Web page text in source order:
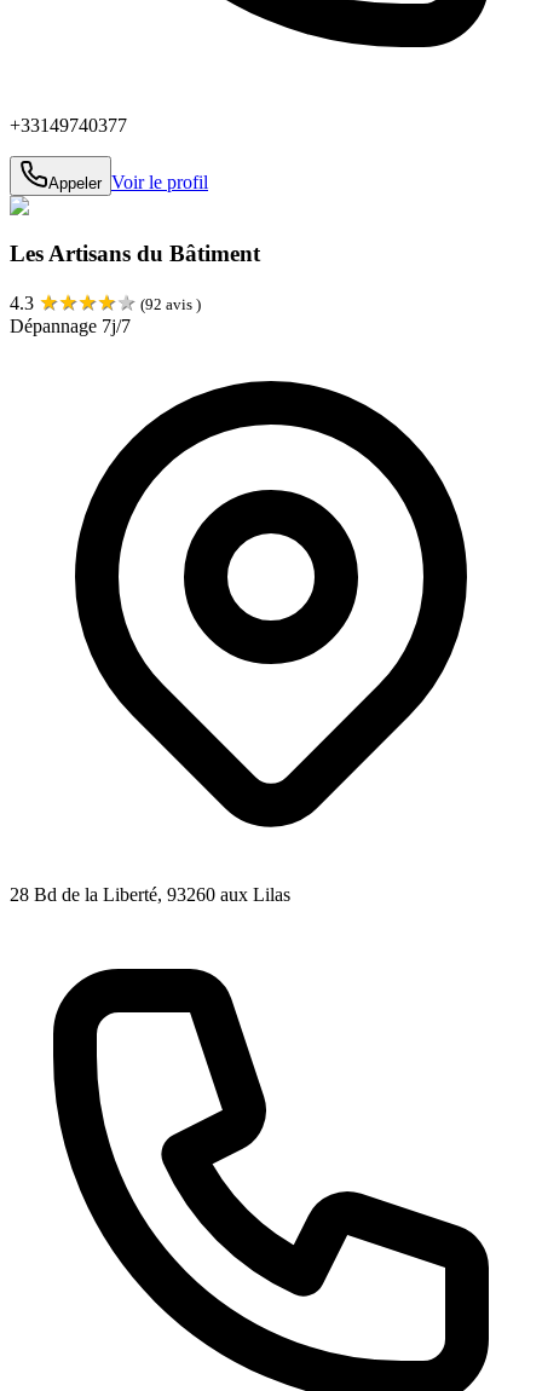
+33149740377
Appeler Voir le profil
Les Artisans du Bâtiment
4.3 ★★★★★ (92 avis )
Dépannage 7j/7
28 Bd de la Liberté, 93260 aux Lilas